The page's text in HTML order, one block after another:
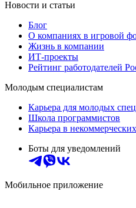
Новости и статьи
Блог
О компаниях в игровой
Жизнь в компании
ИТ-проекты
Рейтинг работодателей
Молодым специалистам
Карьера для молодых
Школа программистов
Карьера в
Боты для уведомлений
Мобильное приложение